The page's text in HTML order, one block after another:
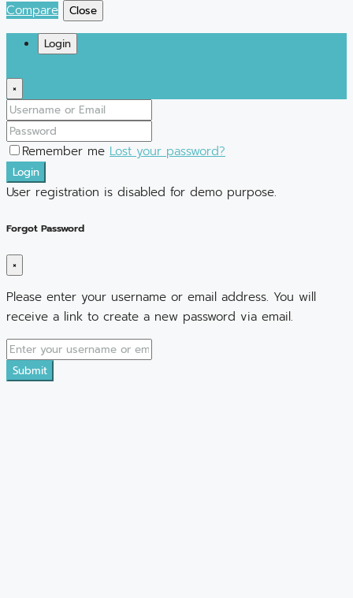
Compare
Close
Login
×
Remember me Lost your password?
Login
User registration is disabled for demo purpose.
Forgot Password
×
Please enter your username or email address. You will
receive a link to create a new password via email.
Submit